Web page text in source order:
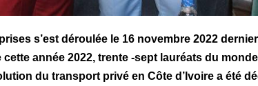
s’est déroulée le 16 novembre 2022
année 2022, trente -sept lauréats du
du transport privé en Côte d’Ivoire a été